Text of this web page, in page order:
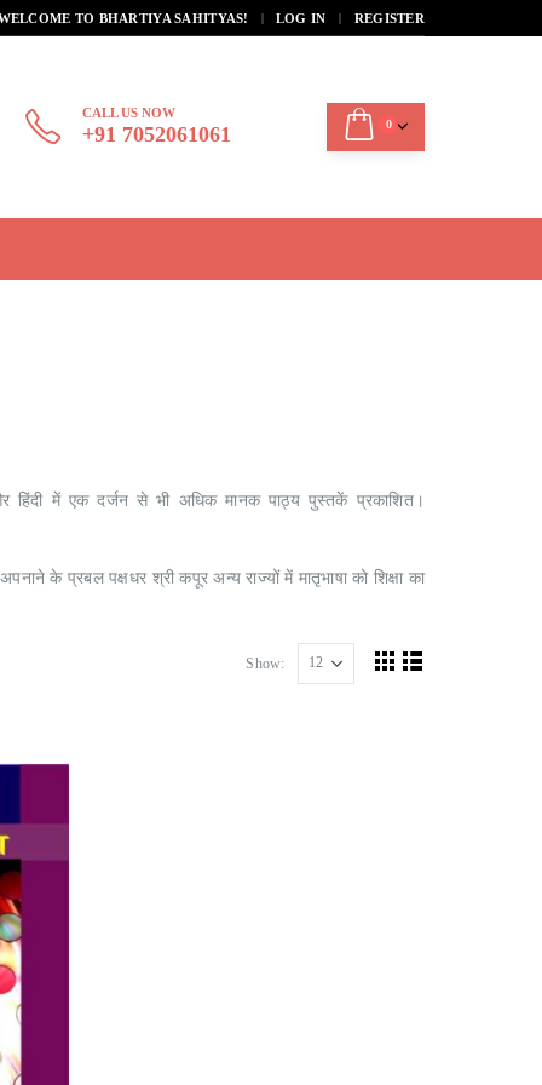
TO BHARTIYA SAHITYAS! | LOG IN REGISTER
CALL US NOW
+91 7052061061 0
हिंदी में एक दर्जन से भी अधिक मानक पाठ्य पुस्तकें प्रकाशित।
के प्रबल पक्षधर श्री कपूर अन्य राज्यों में मातृभाषा को शिक्षा का
Show: